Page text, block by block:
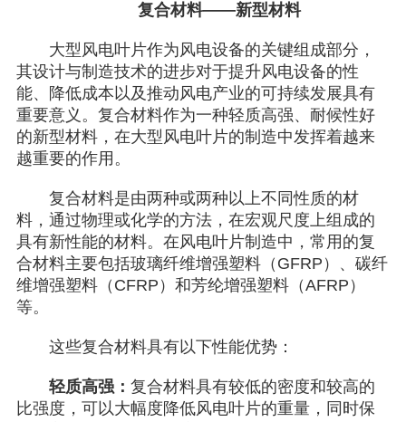
复合材料——新型材料
大型风电叶片作为风电设备的关键组成部分，
其设计与制造技术的进步对于提升风电设备的性
能、降低成本以及推动风电产业的可持续发展具有
重要意义。复合材料作为一种轻质高强、耐候性好
的新型材料，在大型风电叶片的制造中发挥着越来
越重要的作用。
复合材料是由两种或两种以上不同性质的材
料，通过物理或化学的方法，在宏观尺度上组成的
具有新性能的材料。在风电叶片制造中，常用的复
合材料主要包括玻璃纤维增强塑料（GFRP）、碳纤
维增强塑料（CFRP）和芳纶增强塑料（AFRP）
等。
这些复合材料具有以下性能优势：
轻质高强： 复合材料具有较低的密度和较高的
比强度，可以大幅度降低风电叶片的重量，同时保